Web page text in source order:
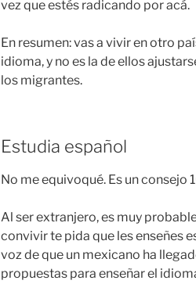
vez que estés radicando por acá.
En resumen: vas a vivir en otro
idioma, y no es la de ellos
los migrantes.
Estudia español
No me equivoqué. Es un consejo
Al ser extranjero, es muy
convivir te pida que les enseñes
voz de que un mexicano ha
propuestas para enseñar el